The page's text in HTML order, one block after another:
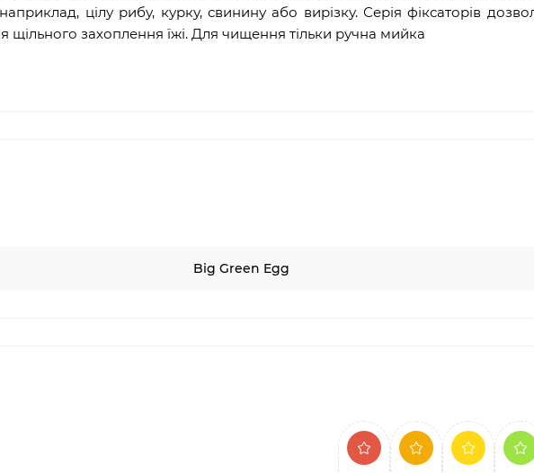
цілу рибу, курку, свинину або вирізку. Серія фіксаторів
захоплення їжі. Для чищення тільки ручна мийка
Big Green Egg